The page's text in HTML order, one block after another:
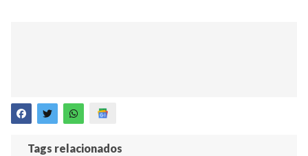
Tags relacionados